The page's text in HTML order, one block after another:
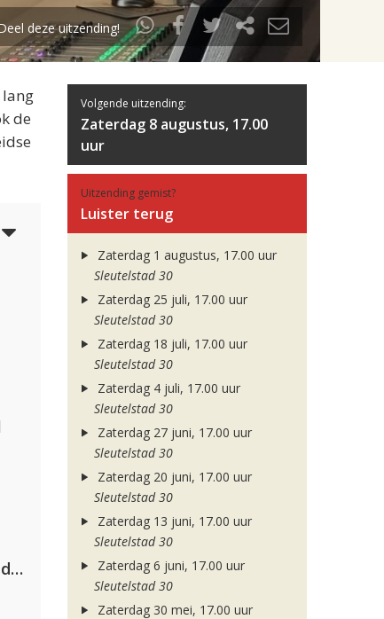
deze uitzending!
de
Clean Bandit, Anne-Marie & David Guetta
Volgende uitzending:
Zaterdag 8 augustus, 17.00
uur
Uitzending gemist?
Luister terug
Zaterdag 1 augustus, 17.00 uur
Sleutelstad 30
Zaterdag 25 juli, 17.00 uur
Sleutelstad 30
Zaterdag 18 juli, 17.00 uur
Sleutelstad 30
Zaterdag 4 juli, 17.00 uur
Sleutelstad 30
Zaterdag 27 juni, 17.00 uur
Sleutelstad 30
Zaterdag 20 juni, 17.00 uur
Sleutelstad 30
Zaterdag 13 juni, 17.00 uur
Sleutelstad 30
Zaterdag 6 juni, 17.00 uur
Sleutelstad 30
Zaterdag 30 mei, 17.00 uur